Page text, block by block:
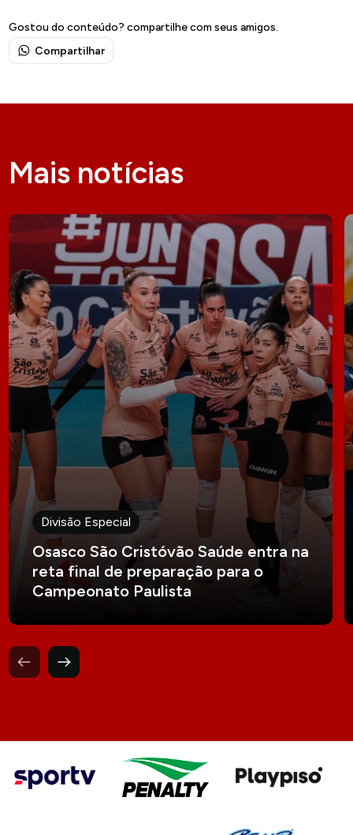
Gostou do conteúdo? compartilhe com seus amigos.
Compartilhar
Mais notícias
Divisão Especial
Osasco São Cristóvão Saúde entra na
reta final de preparação para o
Campeonato Paulista